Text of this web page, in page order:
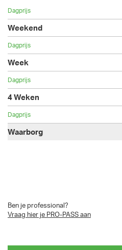
Ben je professional?
Vraag hier je PRO-PASS aan